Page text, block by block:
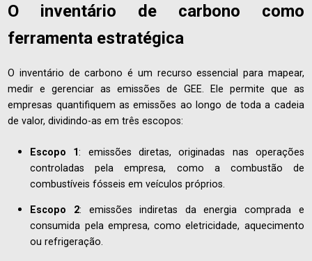
O inventário de carbono como
ferramenta estratégica
O inventário de carbono é um recurso essencial para mapear,
medir e gerenciar as emissões de GEE. Ele permite que as
empresas quantifiquem as emissões ao longo de toda a cadeia
de valor, dividindo-as em três escopos:
Escopo 1: emissões diretas, originadas nas operações
controladas pela empresa, como a combustão de
combustíveis fósseis em veículos próprios.
Escopo 2: emissões indiretas da energia comprada e
consumida pela empresa, como eletricidade, aquecimento
ou refrigeração.